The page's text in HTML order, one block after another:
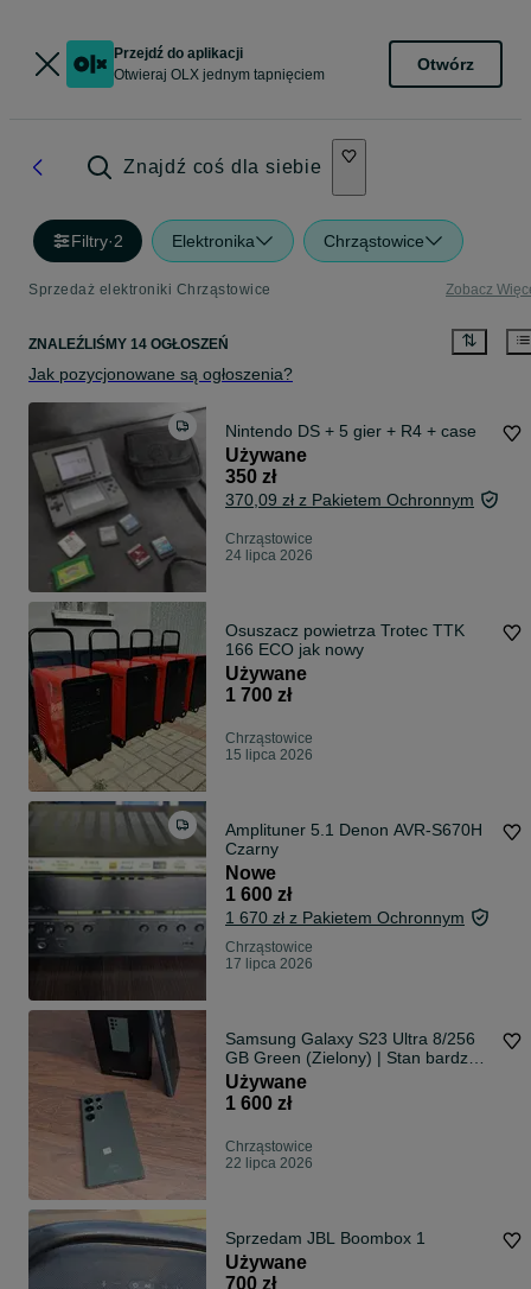
Przejdź do aplikacji
Otwieraj OLX jednym tapnięciem
Otwórz
Znajdź coś dla siebie
Filtry·2 Elektronika Chrząstowice
Sprzedaż elektroniki Chrząstowice Zobacz
ZNALEŹLIŚMY 14 OGŁOSZEŃ
Jak pozycjonowane są ogłoszenia?
Nintendo DS + 5 gier + R4 + case
Używane
350 zł
370,09 zł z Pakietem Ochronnym
Chrząstowice
24 lipca 2026
Osuszacz powietrza Trotec TTK
166 ECO jak nowy
Używane
1 700 zł
Chrząstowice
15 lipca 2026
Amplituner 5.1 Denon AVR-S670H
Czarny
Nowe
1 600 zł
1 670 zł z Pakietem Ochronnym
Chrząstowice
17 lipca 2026
Samsung Galaxy S23 Ultra 8/256
GB Green (Zielony) | Stan bardzo
dobry, Kompletn zestaw / Rysik S
Pen/ Opakowanie
Używane
1 600 zł
Chrząstowice
22 lipca 2026
Sprzedam JBL Boombox 1
Używane
700 zł